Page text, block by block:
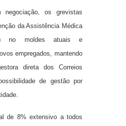
negociação, os grevistas
da Assistência Médica
no moldes atuais e
empregados, mantendo
direta dos Correios
de gestão por
de 8% extensivo a todos